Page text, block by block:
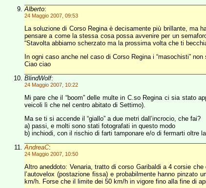
Alberto:
24 Maggio 2007, 09:53
La soluzione di Corso Regina è decisamente più brillante, ma
pensare a come la stessa cosa possa avvenire per un
“Stavolta abbiamo scherzato ma la prossima volta che ti
In ogni caso anche nel caso di Corso Regina i “masochisti”
Ciao ciao
BlindWolf:
24 Maggio 2007, 10:22
Mi pare che il “boom” delle multe in C.so Regina ci sia stato
veicoli lì che nel centro abitato di Settimo).
Ma se ti si accende il “giallo” a due metri dall’incrocio, che fai?
a) passi, e molti sono stati fotografati in questo modo
b) inchiodi, con il rischio di farti tamponare e/o di fermarti oltre
AndreaC:
24 Maggio 2007, 10:50
Altro aneddoto: Venaria, tratto di corso Garibaldi a 4 corsie
l’autovelox (postazione fissa) e probabilmente hanno
km/h. Forse che il limite dei 50 km/h in vigore fino alla fine di